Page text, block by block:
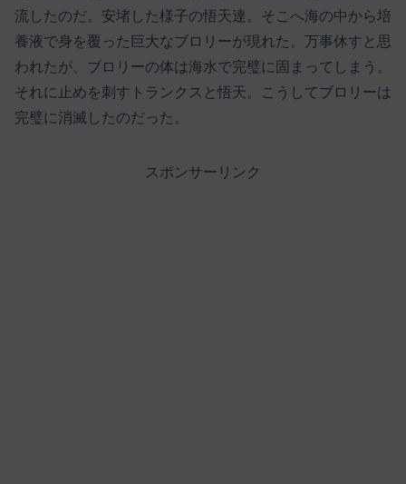
流したのだ。安堵した様子の悟天達。そこへ海の中から培
養液で身を覆った巨大なブロリーが現れた。万事休すと思
われたが、ブロリーの体は海水で完璧に固まってしまう。
それに止めを刺すトランクスと悟天。こうしてブロリーは
完璧に消滅したのだった。
スポンサーリンク